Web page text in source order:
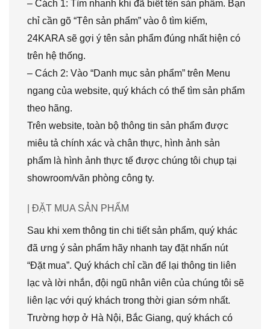
– Cách 1: Tìm nhanh khi đã biết tên sản phẩm. Bạn
chỉ cần gõ “Tên sản phẩm” vào ô tìm kiếm,
24KARA sẽ gợi ý tên sản phẩm đúng nhất hiện có
trên hệ thống.
– Cách 2: Vào “Danh mục sản phẩm” trên Menu
ngang của website, quý khách có thể tìm sản phẩm
theo hãng.
Trên website, toàn bộ thông tin sản phẩm được
miêu tả chính xác và chân thực, hình ảnh sản
phẩm là hình ảnh thực tế được chúng tôi chụp tại
showroom/văn phòng công ty.
| ĐẶT MUA SẢN PHẨM
Sau khi xem thông tin chi tiết sản phẩm, quý khác
đã ưng ý sản phẩm hãy nhanh tay đặt nhấn nút
“Đặt mua”. Quý khách chỉ cần để lại thông tin liên
lạc và lời nhắn, đội ngũ nhân viên của chúng tôi sẽ
liên lạc với quý khách trong thời gian sớm nhất.
Trường hợp ở Hà Nội, Bắc Giang, quý khách có